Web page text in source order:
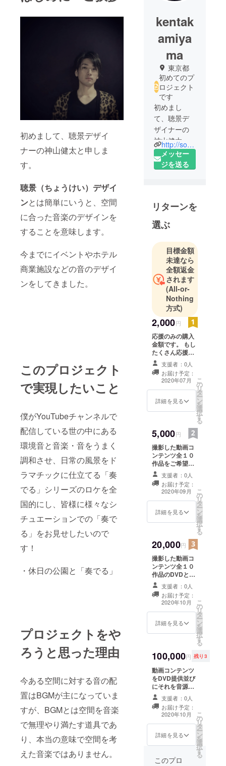
初めまして、聴景デザイ
ナーの神山健太と申しま
す。
聴景（ちょうけい）デザイ
ンとは簡単にいうと、空間
に合った音楽のデザインを
することを意味します。
今までにイベントやホテル
商業施設などの音のデザイ
ンをしてきました。
このプロジェクト
で実現したいこと
僕がYouTubeチャンネルで
配信している世の中にある
環境音と音楽・音をうまく
調和させ、日常の風景をド
ラマチックに仕立てる「奏
でる」シリーズのロケを全
国的にし、皆様に様々なシ
チュエーションでの「奏で
る」をお見せしたいので
す！
・休日の公園と「奏でる」
プロジェクトをや
ろうと思った理由
今ある空間に対する音の配
置はBGMが主になっていま
すが、BGMとは空間を音楽
で無理やり満たす道具であ
り、本当の意味で空間を考
えた音楽ではありません。
kentak
amiya
ma
東京都
初めてのプ
ロジェクト
です
初めまし
て、聴景デ
ザイナーの
神山健太と
申します。
簡単にいう
と、空間に
合った音楽
のデザイン
をすること
を意味しま
す。
今までにイ
ベントやホ
テル商業施
設などの音
のデザイン
をしていま
す。
http://soundscapedesigner.jp/
メッセー
ジを送る
リターンを
選ぶ
目標金額
未達なら
全額返金
されます
(All-or-
Nothing
方式)
2,000円
応援のみの購入
金額です。 もし
たくさん応援し
ていただける方
は何口でも購入
可能です。 一口
からでも全然受
け付けます。 購
入者の方にはお
支援者：0人
お届け予定：
2020年07月
詳細を見る
こ
の
リ
タ
ー
ン
を
選
択
す
る
5,000円
撮影した動画コ
ンテンツ全１０
作品をご希望に
よりDVDまたは
ファイル転送
サービスで差し
上げます。 ※動
画の著作権につ
いては制作者に
支援者：0人
お届け予定：
2020年09月
詳細を見る
こ
の
リ
タ
ー
ン
を
選
択
す
る
20,000円
撮影した動画コ
ンテンツ全１０
作品のDVDとそ
れを音源化した
特製ディスク(サ
イン入り)を差し
上げます。 ※動
画と音源の著作
権については制
支援者：0人
お届け予定：
2020年10月
詳細を見る
こ
の
リ
タ
ー
ン
を
選
択
す
る
100,000円 残り3
動画コンテンツ
をDVD提供並び
にそれを音源化
したCDに加え、
出資者の希望に
合わせた(寝る前
や仕事中などの
場面で使える)オ
リジナル音源を
す。 １５分程度
支援者：0人
お届け予定：
2020年10月
詳細を見る
こ
の
リ
タ
ー
ン
を
選
択
す
る
このプロ